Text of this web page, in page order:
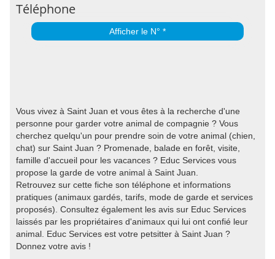
Téléphone
Afficher le N° *
Vous vivez à Saint Juan et vous êtes à la recherche d'une
personne pour garder votre animal de compagnie ? Vous
cherchez quelqu'un pour prendre soin de votre animal (chien,
chat) sur Saint Juan ? Promenade, balade en forêt, visite,
famille d'accueil pour les vacances ? Educ Services vous
propose la garde de votre animal à Saint Juan.
Retrouvez sur cette fiche son téléphone et informations
pratiques (animaux gardés, tarifs, mode de garde et services
proposés). Consultez également les avis sur Educ Services
laissés par les propriétaires d'animaux qui lui ont confié leur
animal. Educ Services est votre petsitter à Saint Juan ?
Donnez votre avis !